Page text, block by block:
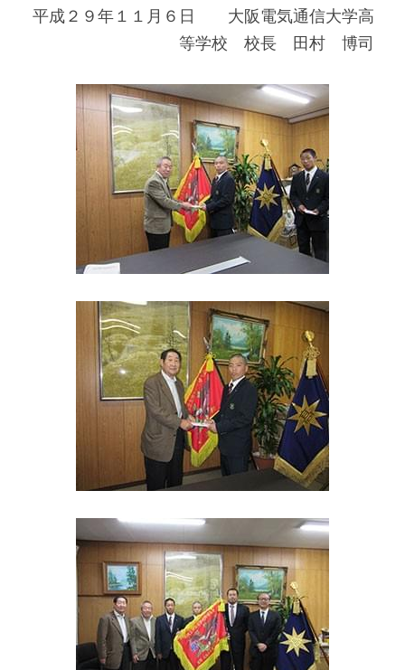
平成２９年１１月６日　　大阪電気通信大学高
等学校　校長　田村　博司